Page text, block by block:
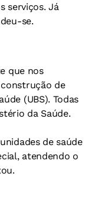
serviços. Já
se.
que nos
de
(UBS). Todas
da Saúde.
de saúde
atendendo o